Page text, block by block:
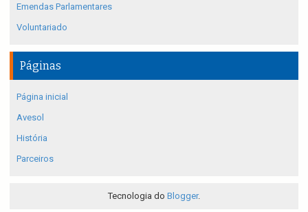
Emendas Parlamentares
Voluntariado
Páginas
Página inicial
Avesol
História
Parceiros
Tecnologia do Blogger.